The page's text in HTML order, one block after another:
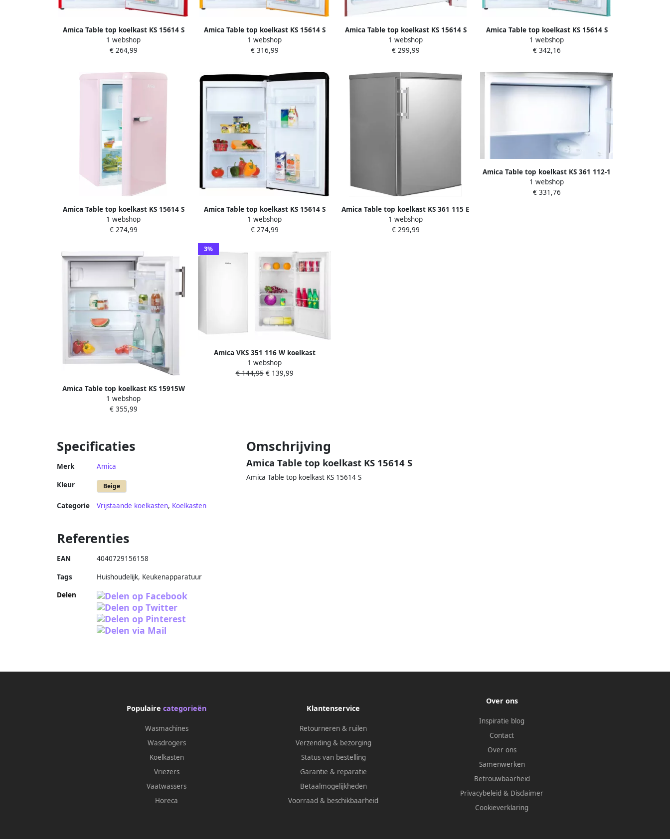
Amica Table top koelkast KS 15614 S
1 webshop
€ 264,99
Amica Table top koelkast KS 15614 S
1 webshop
€ 316,99
Amica Table top koelkast KS 15614 S
1 webshop
€ 299,99
Amica Table top koelkast KS 15614 S
1 webshop
€ 342,16
Amica Table top koelkast KS 15614 S
1 webshop
€ 274,99
Amica Table top koelkast KS 15614 S
1 webshop
€ 274,99
Amica Table top koelkast KS 361 115 E
1 webshop
€ 299,99
Amica Table top koelkast KS 361 112-1
E
1 webshop
€ 331,76
Amica Table top koelkast KS 15915W
1 webshop
€ 355,99
3%
Amica VKS 351 116 W koelkast
Vrijstaand 61 l E Wit
1 webshop
€ 144,95€ 139,99
Specificaties
Merk Amica
Kleur Beige
Categorie Vrijstaande koelkasten, Koelkasten
Omschrijving
Amica Table top koelkast KS 15614 S
Amica Table top koelkast KS 15614 S
Referenties
EAN 4040729156158
Tags
Huishoudelijk, Keukenapparatuur
Delen
Populaire categorieën
Wasmachines
Wasdrogers
Koelkasten
Vriezers
Vaatwassers
Horeca
Klantenservice
Retourneren & ruilen
Verzending & bezorging
Status van bestelling
Garantie & reparatie
Betaalmogelijkheden
Voorraad & beschikbaarheid
Over ons
Inspiratie blog
Contact
Over ons
Samenwerken
Betrouwbaarheid
Privacybeleid & Disclaimer
Cookieverklaring